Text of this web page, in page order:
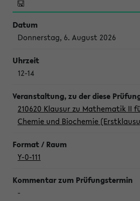
Donnerstag, 6. August 2026
12-14
210620 Klausur zu Mathematik II
Chemie und Biochemie
Y-0-111
-